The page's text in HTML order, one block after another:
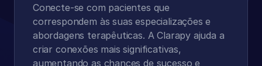
Conecte-se com pacientes que
correspondem às suas especializações e
abordagens terapêuticas. A Clarapy ajuda a
criar conexões mais significativas,
aumentando as chances de sucesso e